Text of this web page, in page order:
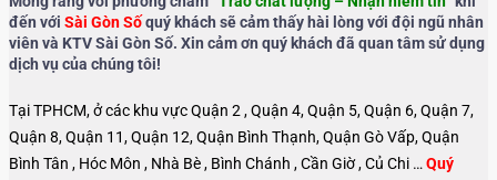
đến với Sài Gòn Sốquý khách sẽ cảm thấy hài lòng với đội ngũ nhân
viên và KTV Sài Gòn Số. Xin cảm ơn quý khách đã quan tâm sử dụng
dịch vụ của chúng tôi!
Tại TPHCM, ở các khu vực Quận 2 , Quận 4, Quận 5, Quận 6, Quận 7,
Quận 8, Quận 11, Quận 12, Quận Bình Thạnh, Quận Gò Vấp, Quận
Bình Tân , Hóc Môn , Nhà Bè , Bình Chánh , Cần Giờ , Củ Chi … Quý